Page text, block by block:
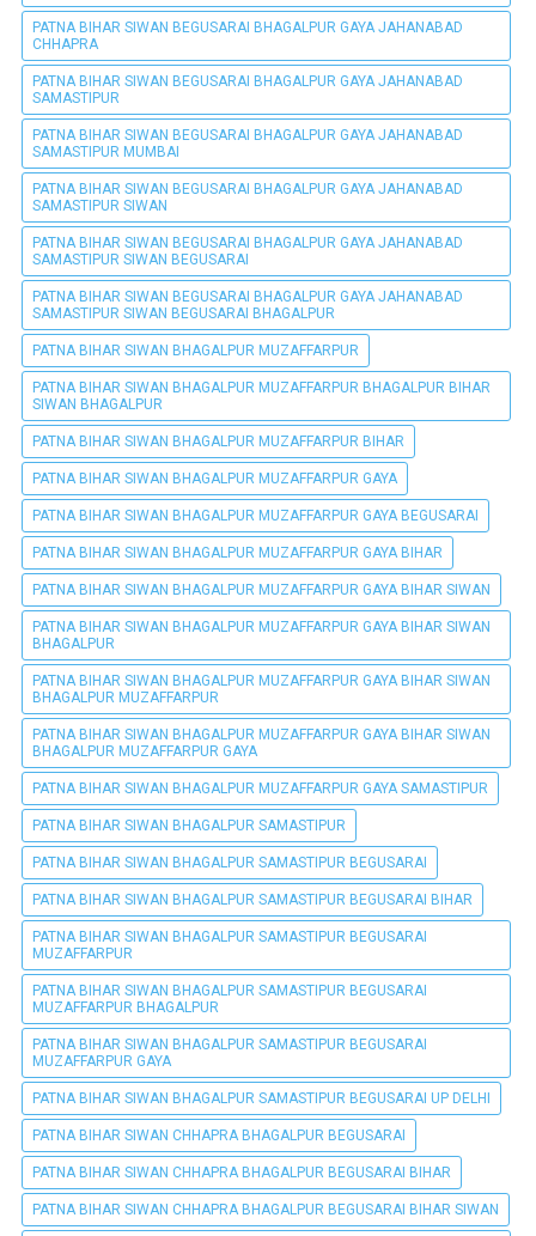
PATNA BIHAR SIWAN BEGUSARAI BHAGALPUR GAYA JAHANABAD
CHHAPRA
PATNA BIHAR SIWAN BEGUSARAI BHAGALPUR GAYA JAHANABAD
SAMASTIPUR
PATNA BIHAR SIWAN BEGUSARAI BHAGALPUR GAYA JAHANABAD
SAMASTIPUR MUMBAI
PATNA BIHAR SIWAN BEGUSARAI BHAGALPUR GAYA JAHANABAD
SAMASTIPUR SIWAN
PATNA BIHAR SIWAN BEGUSARAI BHAGALPUR GAYA JAHANABAD
SAMASTIPUR SIWAN BEGUSARAI
PATNA BIHAR SIWAN BEGUSARAI BHAGALPUR GAYA JAHANABAD
SAMASTIPUR SIWAN BEGUSARAI BHAGALPUR
PATNA BIHAR SIWAN BHAGALPUR MUZAFFARPUR
PATNA BIHAR SIWAN BHAGALPUR MUZAFFARPUR BHAGALPUR BIHAR
SIWAN BHAGALPUR
PATNA BIHAR SIWAN BHAGALPUR MUZAFFARPUR BIHAR
PATNA BIHAR SIWAN BHAGALPUR MUZAFFARPUR GAYA
PATNA BIHAR SIWAN BHAGALPUR MUZAFFARPUR GAYA BEGUSARAI
PATNA BIHAR SIWAN BHAGALPUR MUZAFFARPUR GAYA BIHAR
PATNA BIHAR SIWAN BHAGALPUR MUZAFFARPUR GAYA BIHAR SIWAN
PATNA BIHAR SIWAN BHAGALPUR MUZAFFARPUR GAYA BIHAR SIWAN
BHAGALPUR
PATNA BIHAR SIWAN BHAGALPUR MUZAFFARPUR GAYA BIHAR SIWAN
BHAGALPUR MUZAFFARPUR
PATNA BIHAR SIWAN BHAGALPUR MUZAFFARPUR GAYA BIHAR SIWAN
BHAGALPUR MUZAFFARPUR GAYA
PATNA BIHAR SIWAN BHAGALPUR MUZAFFARPUR GAYA SAMASTIPUR
PATNA BIHAR SIWAN BHAGALPUR SAMASTIPUR
PATNA BIHAR SIWAN BHAGALPUR SAMASTIPUR BEGUSARAI
PATNA BIHAR SIWAN BHAGALPUR SAMASTIPUR BEGUSARAI BIHAR
PATNA BIHAR SIWAN BHAGALPUR SAMASTIPUR BEGUSARAI
MUZAFFARPUR
PATNA BIHAR SIWAN BHAGALPUR SAMASTIPUR BEGUSARAI
MUZAFFARPUR BHAGALPUR
PATNA BIHAR SIWAN BHAGALPUR SAMASTIPUR BEGUSARAI
MUZAFFARPUR GAYA
PATNA BIHAR SIWAN BHAGALPUR SAMASTIPUR BEGUSARAI UP DELHI
PATNA BIHAR SIWAN CHHAPRA BHAGALPUR BEGUSARAI
PATNA BIHAR SIWAN CHHAPRA BHAGALPUR BEGUSARAI BIHAR
PATNA BIHAR SIWAN CHHAPRA BHAGALPUR BEGUSARAI BIHAR SIWAN